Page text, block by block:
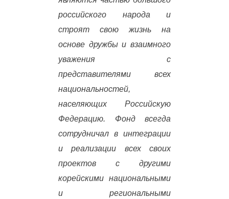
российского народа и
строят свою жизнь на
основе дружбы и взаимного
уважения с
представителями всех
национальностей,
населяющих Российскую
Федерацию. Фонд всегда
сотрудничал в интеграции
и реализации всех своих
проектов с другими
корейскими национальными
и региональными